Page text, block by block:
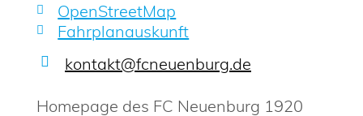
OpenStreetMap
Fahrplanauskunft
kontakt@fcneuenburg.de
Homepage des FC Neuenburg 1920